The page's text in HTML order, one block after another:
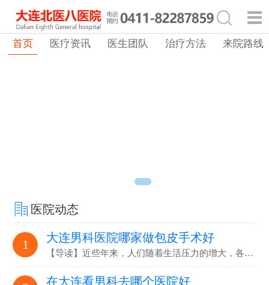
首页 医疗资讯 医生团队 治疗方法 来院路线
医院动态
1 大连男科医院哪家做包皮手术好
【导读】近些年来，人们随着生活压力的增大，各…
在大连看男科去哪个医院好